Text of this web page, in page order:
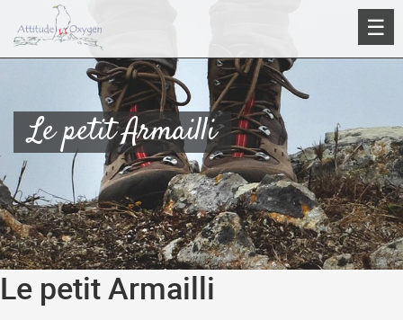
contenu
☰
Le petit Armailli
Le petit Armailli